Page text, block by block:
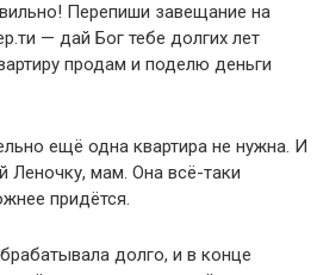
Перепиши завещание на
— дай Бог тебе долгих лет
продам и поделю деньги
ещё одна квартира не нужна. И
Леночку, мам. Она всё-таки
придётся.
долго, и в конце